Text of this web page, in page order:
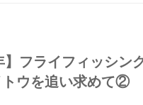
】フライフィッシン
トウを追い求めて②